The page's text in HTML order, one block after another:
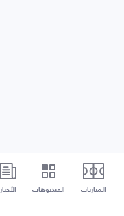
المباريات الفيديوهات الأخبار